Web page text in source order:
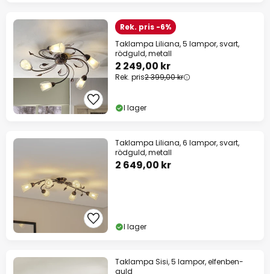
Rek. pris -6%
Taklampa Liliana, 5 lampor, svart,
rödguld, metall
2 249,00 kr
Rek. pris2 399,00 kr
I lager
Taklampa Liliana, 6 lampor, svart,
rödguld, metall
2 649,00 kr
I lager
Taklampa Sisi, 5 lampor, elfenben-
guld